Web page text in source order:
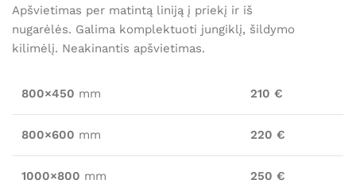
Apšvietimas per matintą liniją į priekį ir iš
nugarėlės. Galima komplektuoti jungiklį, šildymo
kilimėlį. Neakinantis apšvietimas.
800×450 mm 210 €
800×600 mm 220 €
1000×800 mm 250 €